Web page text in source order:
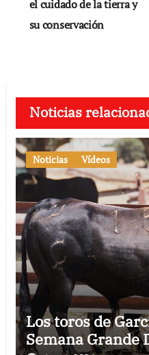
el cuidado de la tierra y
su conservación
Noticias
Noticias Vídeos
Los toros de
Semana Grande